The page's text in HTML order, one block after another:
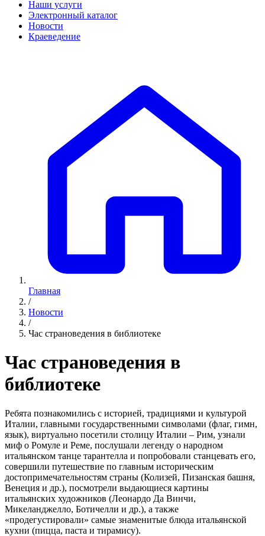
Наши услуги
Электронный каталог
Новости
Краеведение
Главная
/
Новости
/
Час страноведения в библиотеке
Час страноведения в
библиотеке
Ребята познакомились с историей, традициями и культурой
Италии, главными государственными символами (флаг, гимн,
язык), виртуально посетили столицу Италии – Рим, узнали
миф о Ромуле и Реме, послушали легенду о народном
итальянском танце тарантелла и попробовали станцевать его,
совершили путешествие по главным историческим
достопримечательностям страны (Колизей, Пизанская башня,
Венеция и др.), посмотрели выдающиеся картины
итальянских художников (Леонардо Да Винчи,
Микеланджелло, Ботичелли и др.), а также
«продегустировали» самые знаменитые блюда итальянской
кухни (пицца, паста и тирамису).